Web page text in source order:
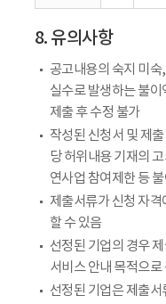
8. 유의사항
공고내용의 숙지 미숙
실수로 발생하는 불
제출 후 수정 불가
작성된 신청서 및 제
당 허위내용 기재의
연사업 참여제한 등
제출서류가 신청 자격
할 수 있음
선정된 기업의 경우
서비스 안내 목적으로
선정된 기업은 제출서